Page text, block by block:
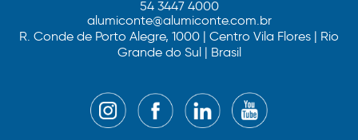
54 3447 4000
alumiconte@alumiconte.com.br
R. Conde de Porto Alegre, 1000 | Centro Vila Flores | Rio
Grande do Sul | Brasil